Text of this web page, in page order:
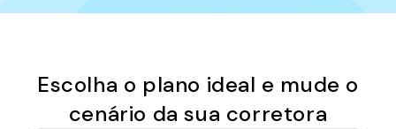
Escolha o plano ideal e mude o
cenário da sua corretora